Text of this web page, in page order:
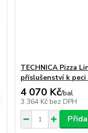
TECHNICA Pizza
příslušenství k peci
4 070 Kč/bal
3 364 Kč bez DPH